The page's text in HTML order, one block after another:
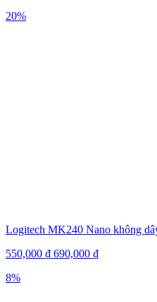
20%
Logitech MK240 Nano không
550,000 ₫ 690,000 ₫
8%